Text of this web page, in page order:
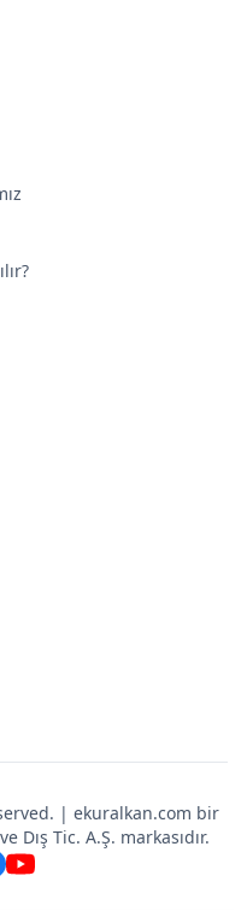
| ekuralkan.com bir
Dış Tic. A.Ş. markasıdır.